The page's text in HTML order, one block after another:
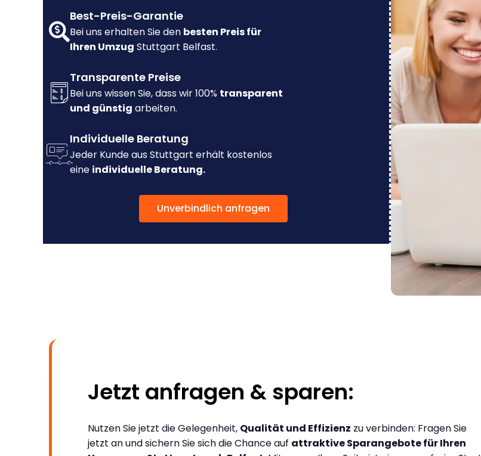
Best-Preis-Garantie
Bei uns erhalten Sie den besten Preis für
Ihren Umzug Stuttgart Belfast.
Transparente Preise
Bei uns wissen Sie, dass wir 100% transparent
und günstig arbeiten.
Individuelle Beratung
Jeder Kunde aus Stuttgart erhält kostenlos
eine individuelle Beratung.
Unverbindlich anfragen
Jetzt anfragen & sparen:
Nutzen Sie jetzt die Gelegenheit, Qualität und Effizienz zu verbinden: Fragen Sie
jetzt an und sichern Sie sich die Chance auf attraktive Sparangebote für Ihren